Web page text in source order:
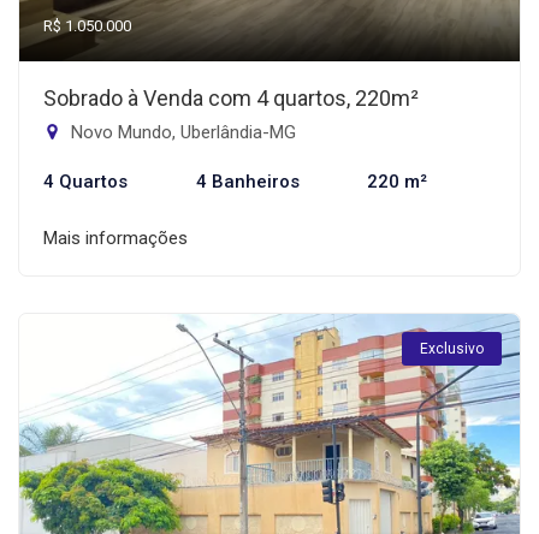
R$ 1.050.000
Sobrado à Venda com 4 quartos, 220m²
Novo Mundo, Uberlândia-MG
4 Quartos 4 Banheiros 220 m²
Mais informações
Exclusivo